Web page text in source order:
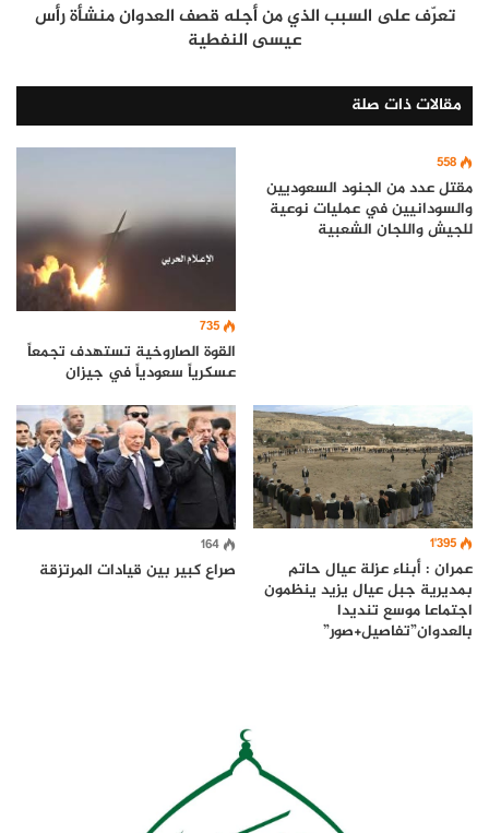
تعرّف على السبب الذي من أجله قصف العدوان منشأة رأس
عيسى النفطية
مقالات ذات صلة
558
مقتل عدد من الجنود السعوديين
والسودانيين في عمليات نوعية
للجيش واللجان الشعبية
735
القوة الصاروخية تستهدف تجمعاً
عسكرياً سعودياً في جيزان
1٬395
عمران : أبناء عزلة عيال حاتم
بمديرية جبل عيال يزيد ينظمون
اجتماعا موسع تنديدا
بالعدوان”تفاصيل+صور”
164
صراع كبير بين قيادات المرتزقة